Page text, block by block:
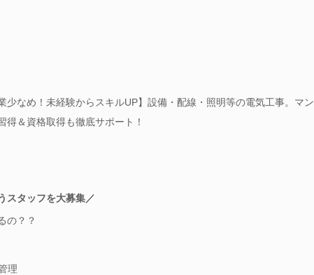
少なめ！未経験からスキルUP】設備・配線・照明等の電気工事。マン
得＆資格取得も徹底サポート！
スタッフを大募集／
の？？
理